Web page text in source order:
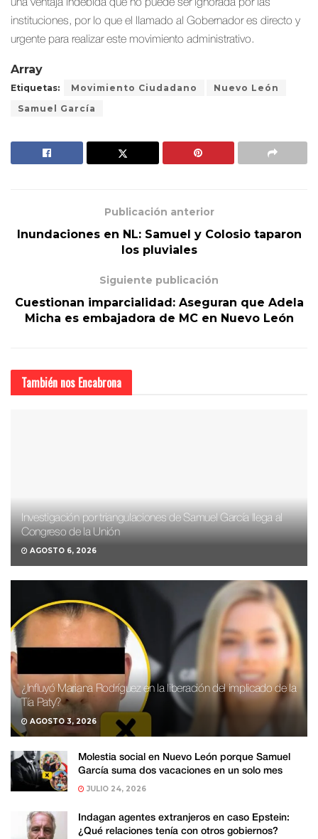
una ventaja indebida que no puede ser ignorada por las
instituciones, por lo que el llamado al Gobernador es directo y
urgente para realizar este movimiento administrativo.
Array
Etiquetas: Movimiento Ciudadano
Nuevo León
Samuel García
Publicación anterior
Inundaciones en NL: Samuel y Colosio taparon
los pluviales
Siguiente publicación
Cuestionan imparcialidad: Aseguran que Adela
Micha es embajadora de MC en Nuevo León
También nos Encabrona
Investigación por triangulaciones de Samuel García llega al
Congreso de la Unión
AGOSTO 6, 2026
¿Influyó Mariana Rodríguez en la liberación del implicado de la
Tía Paty?
AGOSTO 3, 2026
Molestia social en Nuevo León porque Samuel
García suma dos vacaciones en un solo mes
JULIO 24, 2026
Indagan agentes extranjeros en caso Epstein:
¿Qué relaciones tenía con otros gobiernos?